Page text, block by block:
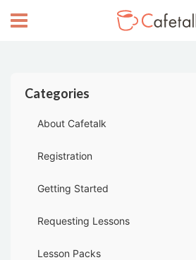
Categories
About Cafetalk
Registration
Getting Started
Requesting Lessons
Lesson Packs